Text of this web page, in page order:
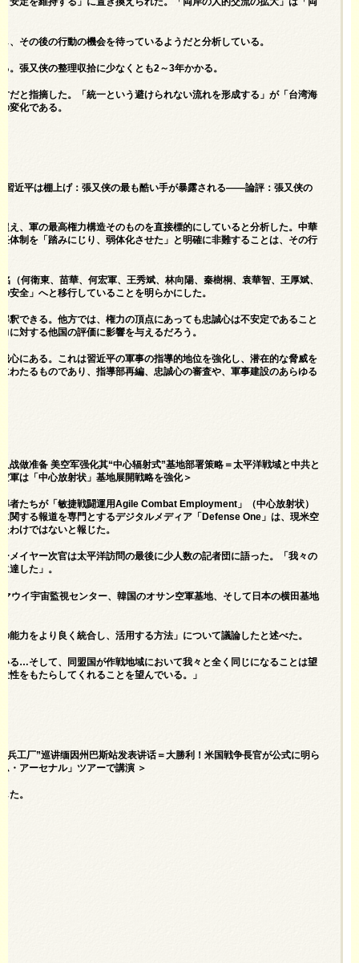
安定を維持する」に置き換えられた。「両岸の人的交流の拡大」は「両
その後の行動の機会を待っているようだと分析している。
。張又侠の整理収拾に少なくとも2～3年かかる。
だと指摘した。「統一という避けられない流れを形成する」が「台湾海
変化である。
近平は棚上げ：張又侠の最も酷い手が暴露される――論評：張又侠の
え、軍の最高権力構造そのものを直接標的にしていると分析した。中華
体制を「踏みにじり、弱体化させた」と明確に非難することは、その行
何衛東、苗華、何宏軍、王秀斌、林向陽、秦樹桐、袁華智、王厚斌、
安全」へと移行していることを明らかにした。
釈できる。他方では、権力の頂点にあっても忠誠心は不安定であること
に対する他国の評価に影響を与えるだろう。
心にある。これは習近平の軍事の指導的地位を強化し、潜在的な脅威を
わたるものであり、指導部再編、忠誠心の審査や、軍事建設のあらゆる
做准备 美空军强化其“中心辐射式”基地部署策略＝太平洋戦域と中共と
は「中心放射状」基地展開戦略を強化＞
者たちが「敏捷戦闘運用Agile Combat Employment」（中心放射状）
関する報道を専門とするデジタルメディア「Defense One」は、現米空
わけではないと報じた。
メイヤー次官は太平洋訪問の最後に少人数の記者団に語った。「我々の
達した」。
ウイ宇宙監視センター、韓国のオサン空軍基地、そして日本の横田基地
力をより良く統合し、活用する方法」について議論したと述べた。
る…そして、同盟国が作戦地域において我々と全く同じになることは望
性をもたらしてくれることを望んでいる。」
工厂”巡讲缅因州巴斯站发表讲话＝大勝利！米国戦争長官が公式に明ら
・アーセナル」ツアーで講演 ＞
た。